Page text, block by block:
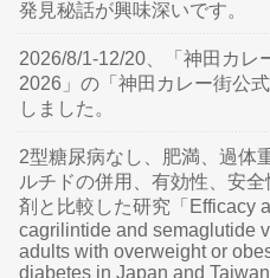
発見秘話が興味深いです。
2026/8/1-12/20、「神田カレ
2026」の「神田カレー街公
しました。
2型糖尿病なし、肥満、過体
ルチドの併用、有効性、安
剤と比較した研究「Efficacy
cagrilintide and semaglutide
adults with overweight or
diabetes in Japan and